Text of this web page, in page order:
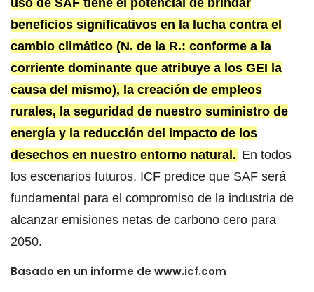
uso de SAF tiene el potencial de brindar
beneficios significativos en la lucha contra el
cambio climático (N. de la R.: conforme a la
corriente dominante que atribuye a los GEI la
causa del mismo), la creación de empleos
rurales, la seguridad de nuestro suministro de
energía y la reducción del impacto de los
desechos en nuestro entorno natural. En todos
los escenarios futuros, ICF predice que SAF será
fundamental para el compromiso de la industria de
alcanzar emisiones netas de carbono cero para
2050.
Basado en un informe de www.icf.com